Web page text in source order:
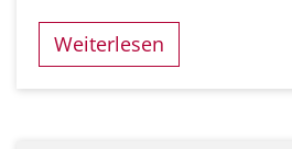
Weiterlesen